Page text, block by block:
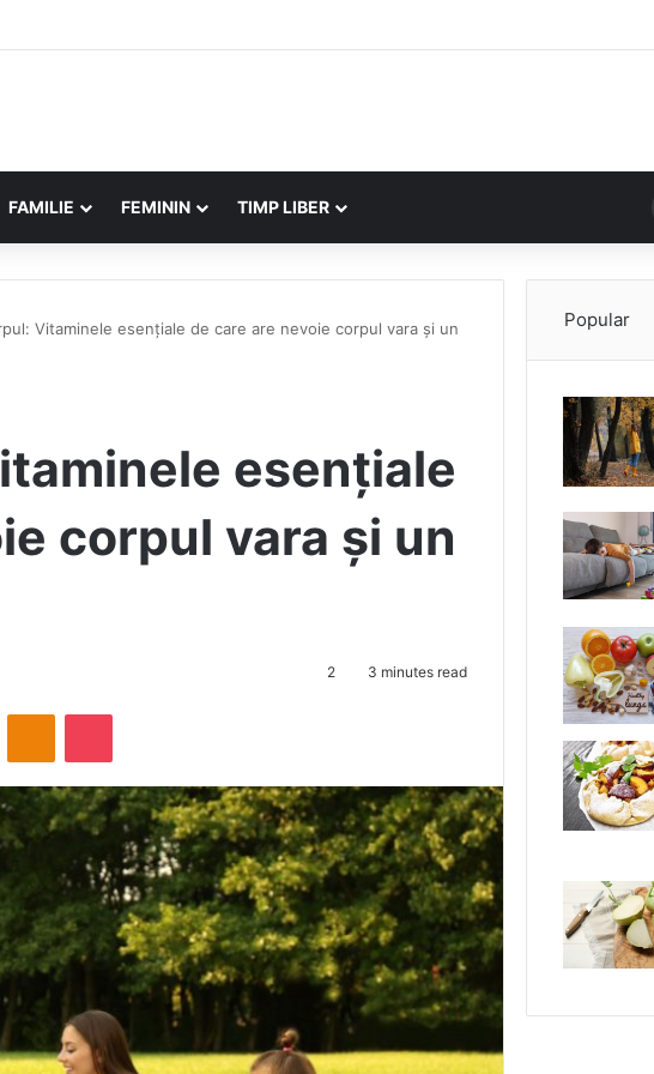
FAMILIE FEMININ TIMP LIBER
Vitaminele esențiale de care are nevoie corpul vara și un
esențiale
corpul vara și un
2 3 minutes read
Popular